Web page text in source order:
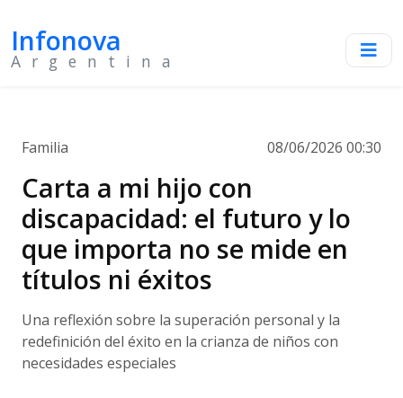
Infonova
Argentina
Familia 08/06/2026 00:30
Carta a mi hijo con
discapacidad: el futuro y lo
que importa no se mide en
títulos ni éxitos
Una reflexión sobre la superación personal y la
redefinición del éxito en la crianza de niños con
necesidades especiales